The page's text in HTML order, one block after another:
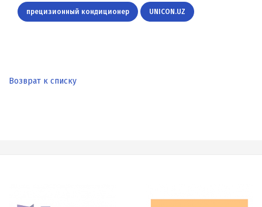
прецизионный кондиционер UNICON.UZ
Возврат к списку